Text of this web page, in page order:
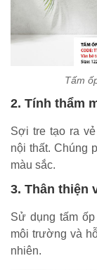
Tấm
2. Tính thẩm
Sợi tre tạo ra
nội thất. Chúng
màu sắc.
3. Thân thiện
Sử dụng tấm
môi trường và
nhiên.